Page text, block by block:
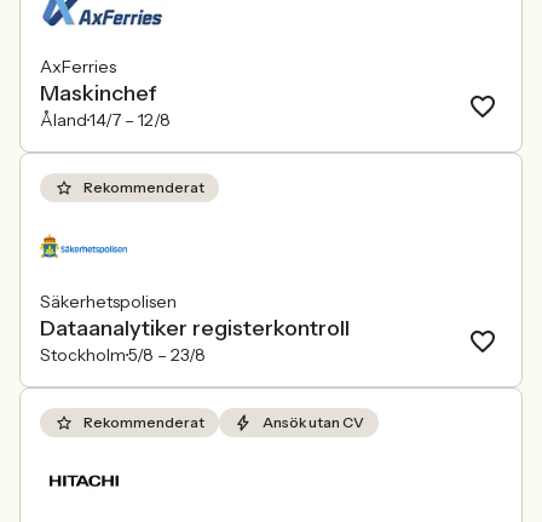
AxFerries
Maskinchef
Åland14/7 – 12/8
Rekommenderat
Säkerhetspolisen
Dataanalytiker registerkontroll
Stockholm5/8 – 23/8
Rekommenderat Ansök utan CV